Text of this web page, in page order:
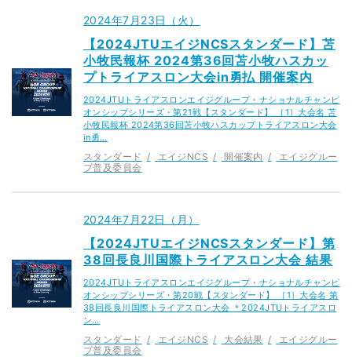
2024年7月23日（火）
【2024JTUエイジNCSスタンダード】苫
小牧民報杯 2024第36回苫小牧ハスカッ
プトライアスロン大会in勇払 開催案内
2024JTUトライアスロンエイジグループ・ナショナルチャンピ
オンシップシリーズ・第21戦【スタンダード】 ［1］大会名 苫
小牧民報杯 2024第36回苫小牧ハスカップトライアスロン大会
in勇…
スタンダード エイジNCS 開催案内
エイジグルー
プ普及委員会
2024年7月22日（月）
【2024JTUエイジNCSスタンダード】第
38回長良川国際トライアスロン大会 結果
2024JTUトライアスロンエイジグループ・ナショナルチャンピ
オンシップシリーズ・第20戦【スタンダード】 ［1］大会名 第
38回長良川国際トライアスロン大会 ＊2024JTUトライアスロ
ン…
スタンダード エイジNCS 大会結果
エイジグルー
プ普及委員会